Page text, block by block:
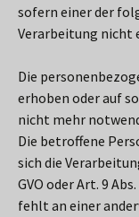
sofern einer der
Verarbeitung nicht
Die
erhoben oder auf
nicht mehr
Die betroffene
sich die
GVO oder Art. 9
fehlt an einer